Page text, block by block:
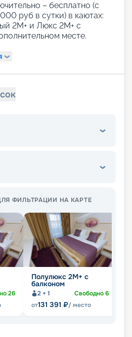
– бесплатно (с
руб в сутки) в каютах:
2М+ и Люкс 2М+ с
месте.
ФИЛЬТРАЦИИ НА КАРТЕ
26
Полулюкс 2М+ с
балконом
2 + 1 Свободно6
от131 391 ₽/ место